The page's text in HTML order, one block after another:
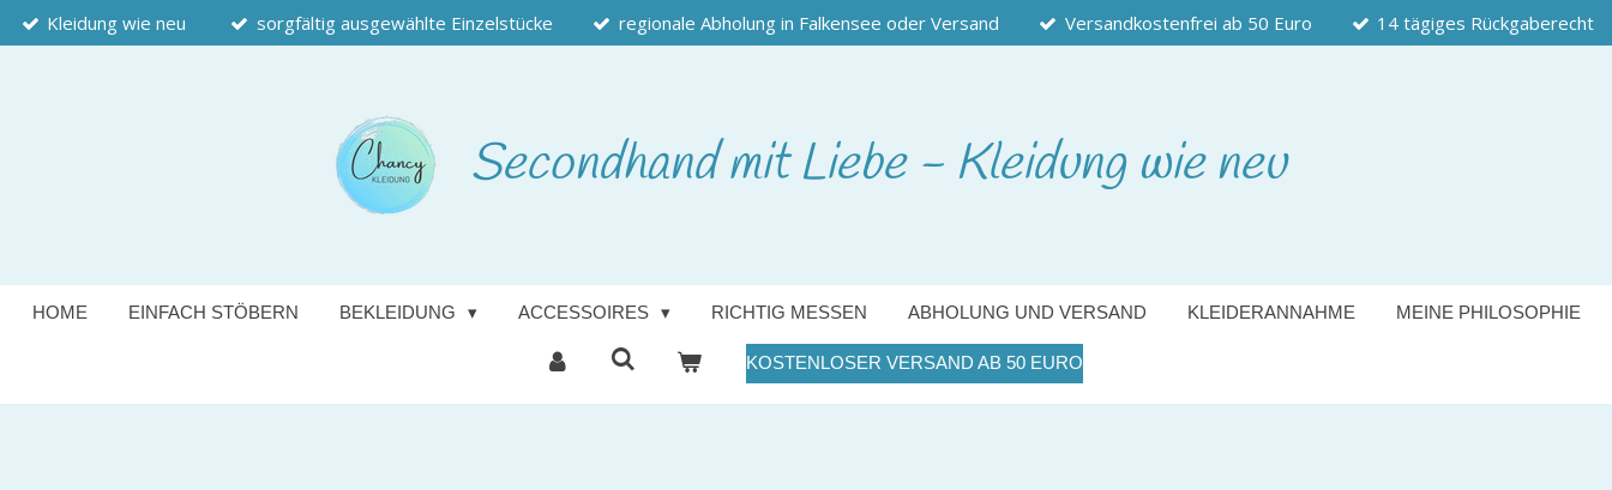
Zum
Hauptinhalt
Kleidung wie neu sorgfältig ausgewählte Einzelstücke regionale Abholung in Falkensee oder Versand Versandkostenfrei ab 50 Euro 14 tägiges Rückgaberecht
Secondhandmit Liebe - Kleidung wie neu
HOME EINFACH STÖBERN BEKLEIDUNG ACCESSOIRES RICHTIG MESSEN ABHOLUNG UND VERSAND KLEIDERANNAHME MEINE PHILOSOPHIE
KOSTENLOSER VERSAND AB 50 EURO